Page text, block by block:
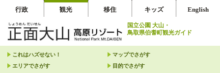
国立公園 大山・
鳥取県伯耆町観光ガイド
行政 観光 移住 キッズ English
これはハズせない！
マップでさがす
エリアでさがす
目的でさがす